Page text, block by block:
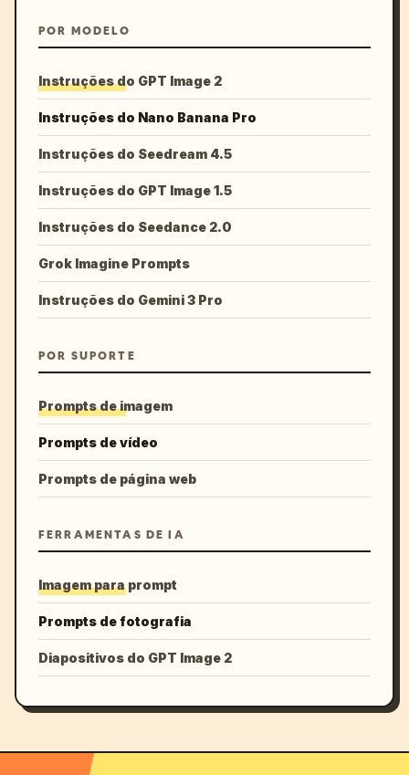
POR MODELO
Instruções do GPT Image 2
Instruções do Nano Banana Pro
Instruções do Seedream 4.5
Instruções do GPT Image 1.5
Instruções do Seedance 2.0
Grok Imagine Prompts
Instruções do Gemini 3 Pro
POR SUPORTE
Prompts de imagem
Prompts de vídeo
Prompts de página web
FERRAMENTAS DE IA
Imagem para prompt
Prompts de fotografia
Diapositivos do GPT Image 2